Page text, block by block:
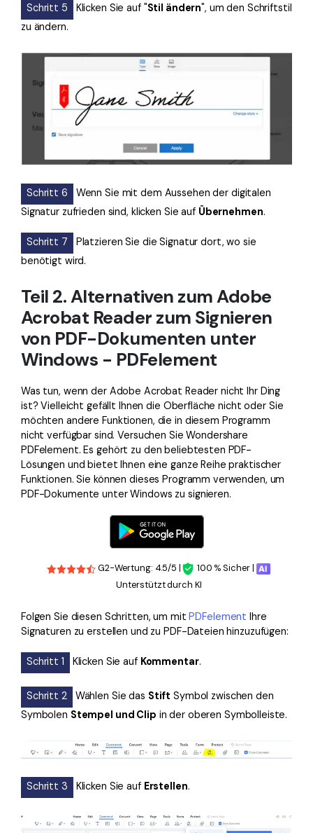
Schritt 5 Klicken Sie auf "Stil ändern", um den Schriftstil
zu ändern.
Schritt 6
Wenn Sie mit dem Aussehen der digitalen
Signatur zufrieden sind, klicken Sie auf Übernehmen.
Schritt 7
Platzieren Sie die Signatur dort, wo sie
benötigt wird.
Teil 2. Alternativen zum Adobe
Acrobat Reader zum Signieren
von PDF-Dokumenten unter
Windows - PDFelement
Was tun, wenn der Adobe Acrobat Reader nicht Ihr Ding
ist? Vielleicht gefällt Ihnen die Oberfläche nicht oder Sie
möchten andere Funktionen, die in diesem Programm
nicht verfügbar sind. Versuchen Sie Wondershare
PDFelement. Es gehört zu den beliebtesten PDF-
Lösungen und bietet Ihnen eine ganze Reihe praktischer
Funktionen. Sie können dieses Programm verwenden, um
PDF-Dokumente unter Windows zu signieren.
G2-Wertung: 4.5/5 |
100 % Sicher |
Unterstützt durch KI
Folgen Sie diesen Schritten, um mitPDFelement Ihre
Signaturen zu erstellen und zu PDF-Dateien hinzuzufügen:
Schritt 1 Klicken Sie auf Kommentar.
Schritt 2 Wählen Sie das Stift Symbol zwischen den
Symbolen Stempel und Clip in der oberen Symbolleiste.
Schritt 3 Klicken Sie auf Erstellen.